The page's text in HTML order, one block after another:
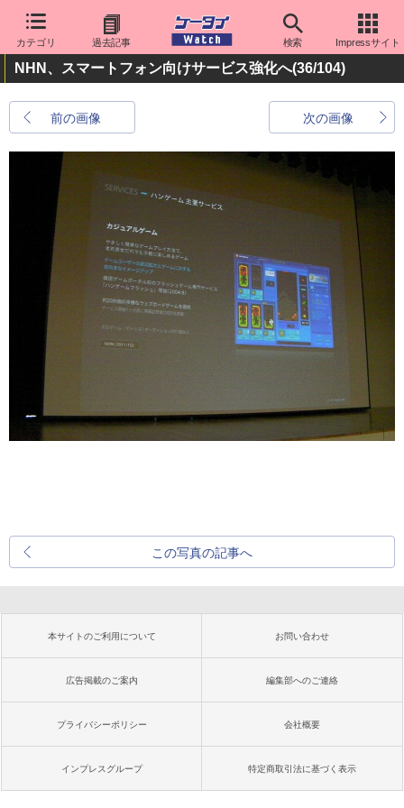
カテゴリ 過去記事 検索 Impressサイト
NHN、スマートフォン向けサービス強化へ(36/104)
前の画像 次の画像
この写真の記事へ
本サイトのご利用について お問い合わせ
広告掲載のご案内 編集部へのご連絡
プライバシーポリシー 会社概要
インプレスグループ 特定商取引法に基づく表示